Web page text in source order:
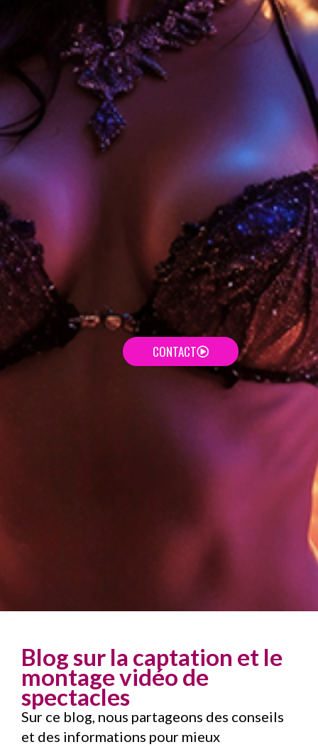
CONTACT
Blog sur la captation et le
montage vidéo de
spectacles​
Sur ce blog, nous partageons des conseils
et des informations pour mieux